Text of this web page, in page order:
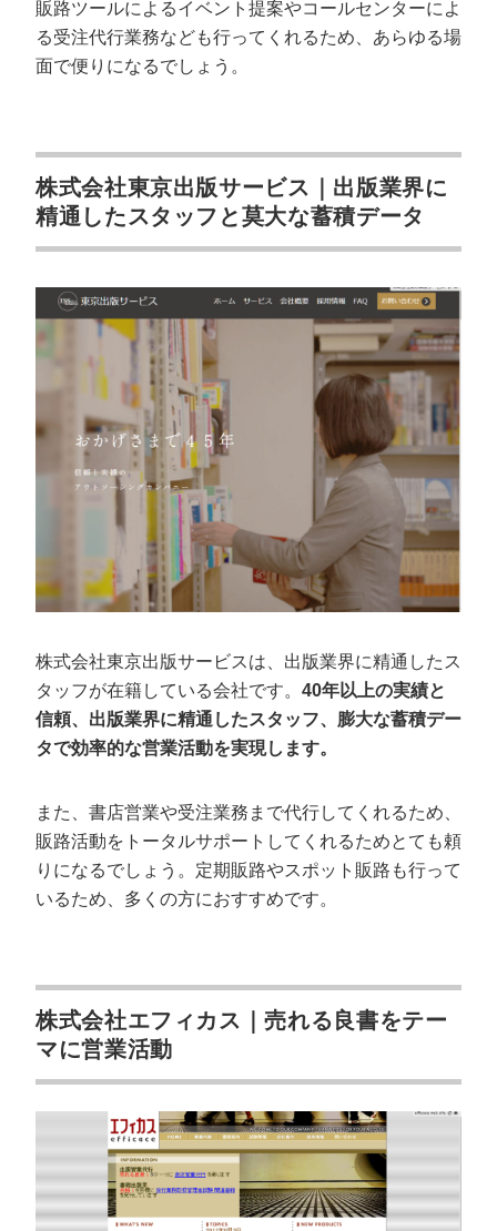
販路ツールによるイベント提案やコールセンターによ
る受注代行業務なども行ってくれるため、あらゆる場
面で便りになるでしょう。
株式会社東京出版サービス｜出版業界に
精通したスタッフと莫大な蓄積データ
株式会社東京出版サービスは、出版業界に精通したス
タッフが在籍している会社です。 40年以上の実績と
信頼、出版業界に精通したスタッフ、膨大な蓄積デー
タで効率的な営業活動を実現します。
また、書店営業や受注業務まで代行してくれるため、
販路活動をトータルサポートしてくれるためとても頼
りになるでしょう。定期販路やスポット販路も行って
いるため、多くの方におすすめです。
株式会社エフィカス｜売れる良書をテー
マに営業活動